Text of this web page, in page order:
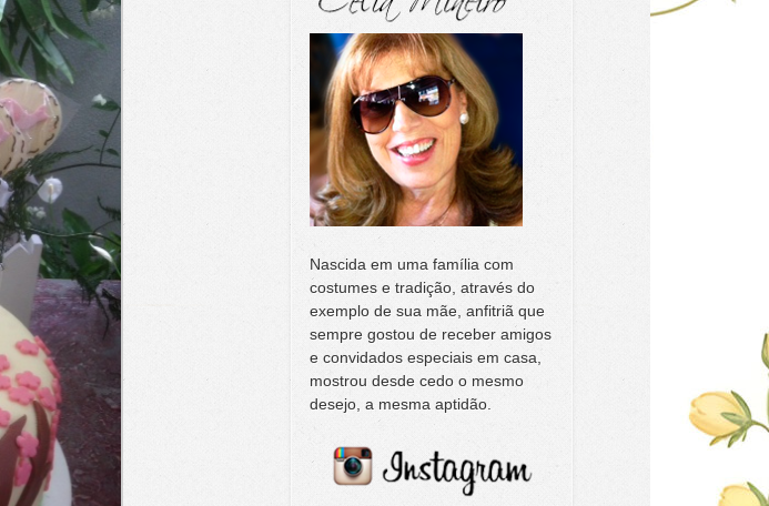
Nascida em uma família com
costumes e tradição, através do
exemplo de sua mãe, anfitriã que
sempre gostou de receber amigos
e convidados especiais em casa,
mostrou desde cedo o mesmo
desejo, a mesma aptidão.